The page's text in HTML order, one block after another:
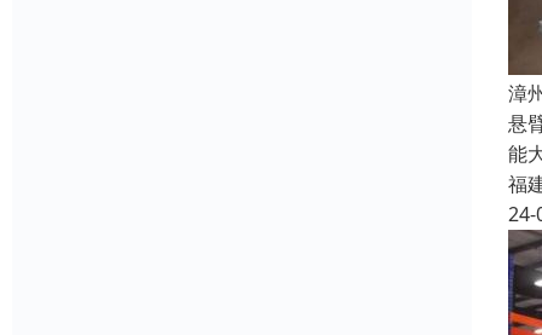
漳
悬
能
福
24-